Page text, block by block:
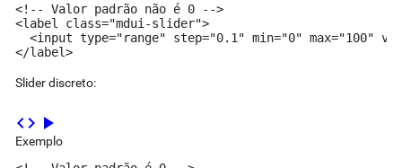
<!-- Valor padrão não é 0 -->
<label class="mdui-slider">
<input type="range" step="0.1" min="0" max="100"
</label>
Slider discreto:
code play_arrow
Exemplo